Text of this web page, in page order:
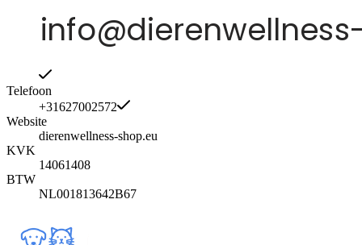
Telefoon
+31627002572
Website
dierenwellness-shop.eu
KVK
14061408
BTW
NL001813642B67